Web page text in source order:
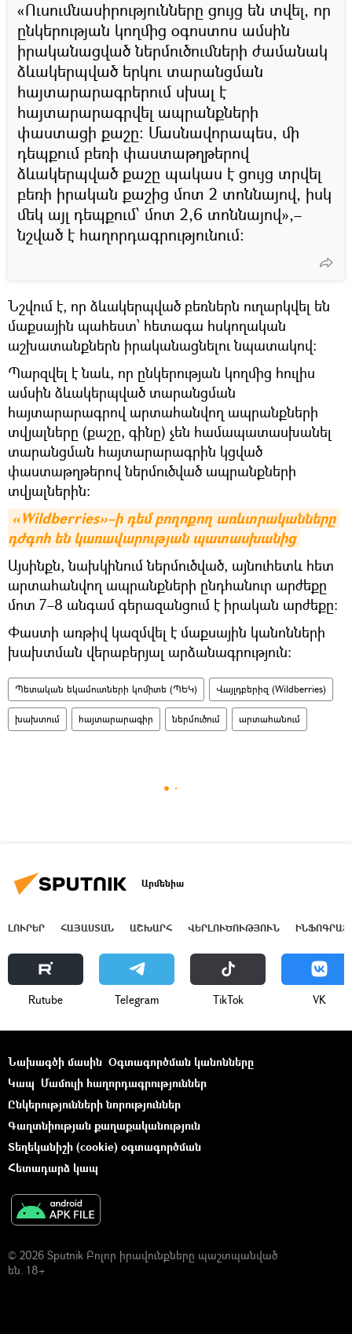
«Ուսումնասիրությունները ցույց են տվել, որ
ընկերության կողմից օգոստոս ամսին
իրականացված ներմուծումների ժամանակ
ձևակերպված երկու տարանցման
հայտարարագրերում սխալ է
հայտարարագրվել ապրանքների
փաստացի քաշը։ Մասնավորապես, մի
դեպքում բեռի փաստաթղթերով
ձևակերպված քաշը պակաս է ցույց տրվել
բեռի իրական քաշից մոտ 2 տոննայով, իսկ
մեկ այլ դեպքում՝ մոտ 2,6 տոննայով»,–
նշված է հաղորդագրությունում։
Նշվում է, որ ձևակերպված բեռներն ուղարկվել են
մաքսային պահեստ՝ հետագա հսկողական
աշխատանքներն իրականացնելու նպատակով։
Պարզվել է նաև, որ ընկերության կողմից հուլիս
ամսին ձևակերպված տարանցման
հայտարարագրով արտահանվող ապրանքների
տվյալները (քաշը, գինը) չեն համապատասխանել
տարանցման հայտարարագրին կցված
փաստաթղթերով ներմուծված ապրանքների
տվյալներին։
«Wildberries»–ի դեմ բողոքող առևտրականները
դժգոհ են կառավարության պատասխանից
Այսինքն, նախկինում ներմուծված, այնուհետև հետ
արտահանվող ապրանքների ընդհանուր արժեքը
մոտ 7–8 անգամ գերազանցում է իրական արժեքը։
Փաստի առթիվ կազմվել է մաքսային կանոնների
խախտման վերաբերյալ արձանագրություն։
Պետական եկամուտների կոմիտե (ՊԵԿ) Վայլդբերիզ (Wildberries)
խախտում հայտարարագիր ներմուծում արտահանում
Արմենիա
ԼՈՒՐԵՐ ՀԱՅԱՍՏԱՆ ԱՇԽԱՐՀ ՎԵՐԼՈՒԾՈՒԹՅՈՒՆ
Rutube Telegram ТikТоk VK
Նախագծի մասին Օգտագործման կանոնները
Կապ Մամուլի հաղորդագրություններ
Ընկերությունների նորություններ
Գաղտնիության քաղաքականություն
Տեղեկանիշի (cookie) օգտագործման
Հետադարձ կապ
© 2026 Sputnik Բոլոր իրավունքները պաշտպանված
են. 18+